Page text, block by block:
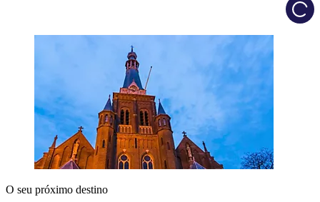
O seu próximo destino